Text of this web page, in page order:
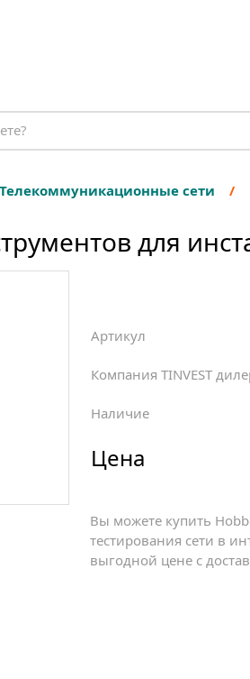
Телекоммуникационные сети
для
Артикул
Компания TINVEST
Наличие
Цена
Вы можете купить
тестирования сети в
выгодной цене с